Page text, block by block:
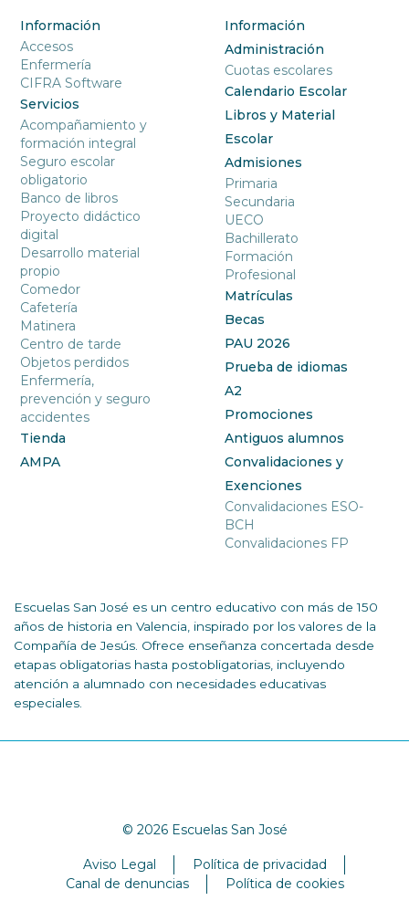
Información
Accesos
Enfermería
CIFRA Software
Servicios
Acompañamiento y
formación integral
Seguro escolar
obligatorio
Banco de libros
Proyecto didáctico
digital
Desarrollo material
propio
Comedor
Cafetería
Matinera
Centro de tarde
Objetos perdidos
Enfermería,
prevención y seguro
accidentes
Tienda
AMPA
Información
Administración
Cuotas escolares
Calendario Escolar
Libros y Material
Escolar
Admisiones
Primaria
Secundaria
UECO
Bachillerato
Formación
Profesional
Matrículas
Becas
PAU 2026
Prueba de idiomas
A2
Promociones
Antiguos alumnos
Convalidaciones y
Exenciones
Convalidaciones ESO-
BCH
Convalidaciones FP
Escuelas San José es un centro educativo con más de 150
años de historia en Valencia, inspirado por los valores de la
Compañía de Jesús. Ofrece enseñanza concertada desde
etapas obligatorias hasta postobligatorias, incluyendo
atención a alumnado con necesidades educativas
especiales.
© 2026 Escuelas San José
Aviso Legal
Política de privacidad
Canal de denuncias
Política de cookies